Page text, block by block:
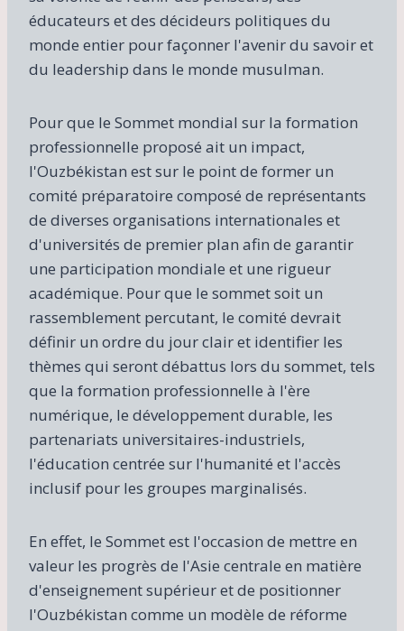
éducateurs et des décideurs politiques du
monde entier pour façonner l'avenir du savoir et
du leadership dans le monde musulman.
Pour que le Sommet mondial sur la formation
professionnelle proposé ait un impact,
l'Ouzbékistan est sur le point de former un
comité préparatoire composé de représentants
de diverses organisations internationales et
d'universités de premier plan afin de garantir
une participation mondiale et une rigueur
académique. Pour que le sommet soit un
rassemblement percutant, le comité devrait
définir un ordre du jour clair et identifier les
thèmes qui seront débattus lors du sommet, tels
que la formation professionnelle à l'ère
numérique, le développement durable, les
partenariats universitaires-industriels,
l'éducation centrée sur l'humanité et l'accès
inclusif pour les groupes marginalisés.
En effet, le Sommet est l'occasion de mettre en
valeur les progrès de l'Asie centrale en matière
d'enseignement supérieur et de positionner
l'Ouzbékistan comme un modèle de réforme